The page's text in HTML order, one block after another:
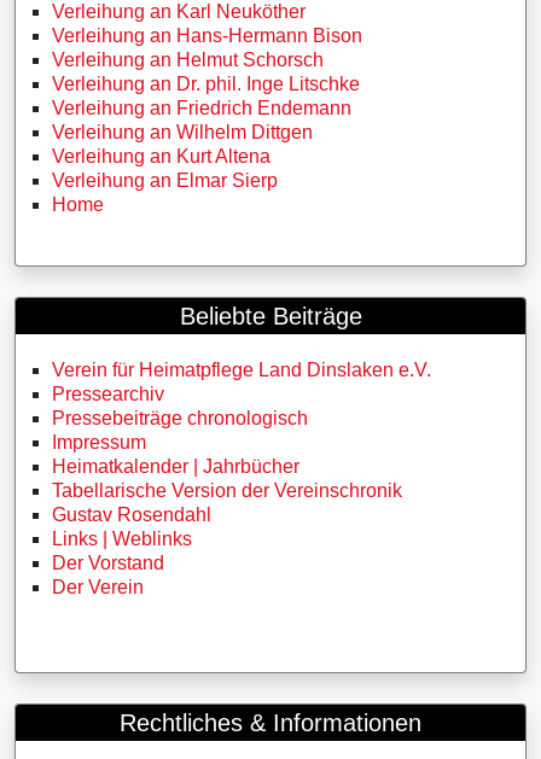
Verleihung an Karl Neuköther
Verleihung an Hans-Hermann Bison
Verleihung an Helmut Schorsch
Verleihung an Dr. phil. Inge Litschke
Verleihung an Friedrich Endemann
Verleihung an Wilhelm Dittgen
Verleihung an Kurt Altena
Verleihung an Elmar Sierp
Home
Beliebte Beiträge
Verein für Heimatpflege Land Dinslaken e.V.
Pressearchiv
Pressebeiträge chronologisch
Impressum
Heimatkalender | Jahrbücher
Tabellarische Version der Vereinschronik
Gustav Rosendahl
Links | Weblinks
Der Vorstand
Der Verein
Rechtliches & Informationen